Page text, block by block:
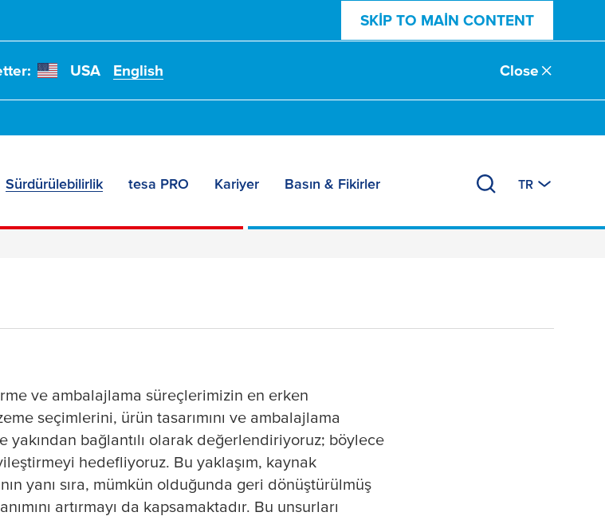
SKIP TO MAIN CONTENT
USA English Close
Sürdürülebilirlik tesa PRO Kariyer Basın & Fikirler TR
ve ambalajlama süreçlerimizin en erken
seçimlerini, ürün tasarımını ve ambalajlama
bağlantılı olarak değerlendiriyoruz; böylece
hedefliyoruz. Bu yaklaşım, kaynak
yanı sıra, mümkün olduğunda geri dönüştürülmüş
artırmayı da kapsamaktadır. Bu unsurları